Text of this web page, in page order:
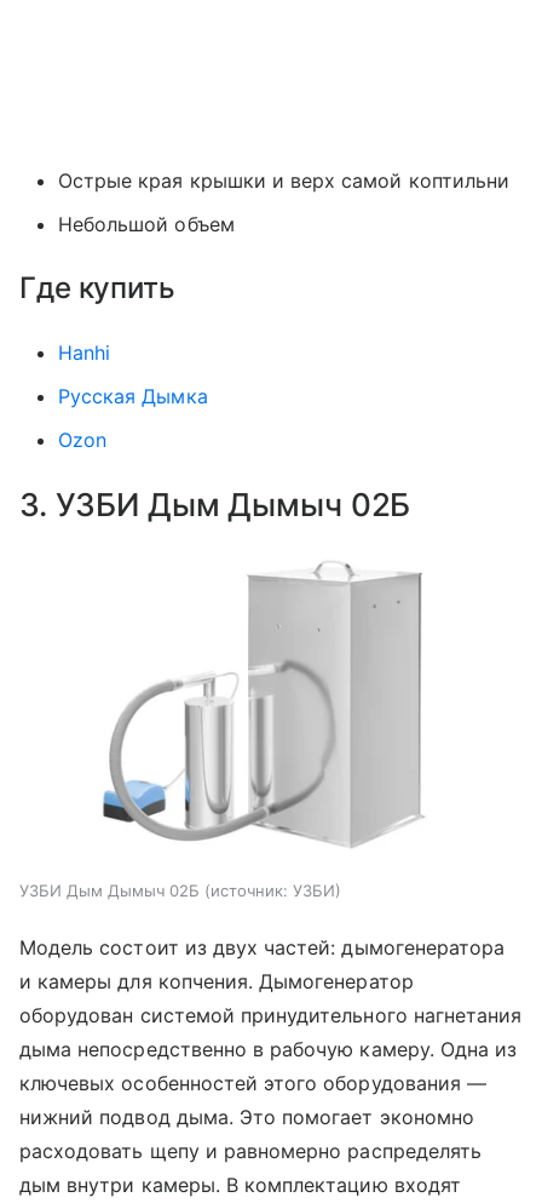
Острые края крышки и верх самой коптильни
Небольшой объем
Где купить
Hanhi
Русская Дымка
Ozon
3. УЗБИ Дым Дымыч 02Б
УЗБИ Дым Дымыч 02Б источник: УЗБИ
Модель состоит из двух частей: дымогенератора
и камеры для копчения. Дымогенератор
оборудован системой принудительного нагнетания
дыма непосредственно в рабочую камеру. Одна из
ключевых особенностей этого оборудования —
нижний подвод дыма. Это помогает экономно
расходовать щепу и равномерно распределять
дым внутри камеры. В комплектацию входят